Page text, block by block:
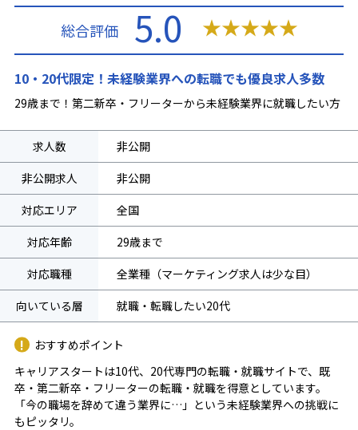
10・20代限定！未経験業界への転職でも優良求人多数
29歳まで！第二新卒・フリーターから未経験業界に就職したい方
総合評価 5.0 ★★★★★
求人数
非公開
非公開求人
非公開
対応エリア
全国
対応年齢
29歳まで
対応職種
全業種（マーケティング求人は少な目）
向いている層
就職・転職したい20代
おすすめポイント
キャリアスタートは10代、20代専門の転職・就職サイトで、既
卒・第二新卒・フリーターの転職・就職を得意としています。
「今の職場を辞めて違う業界に…」という未経験業界への挑戦に
もピッタリ。